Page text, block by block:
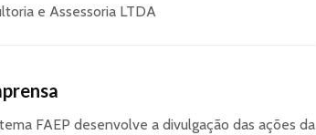
e Assessoria LTDA
FAEP desenvolve a divulgação das ações da